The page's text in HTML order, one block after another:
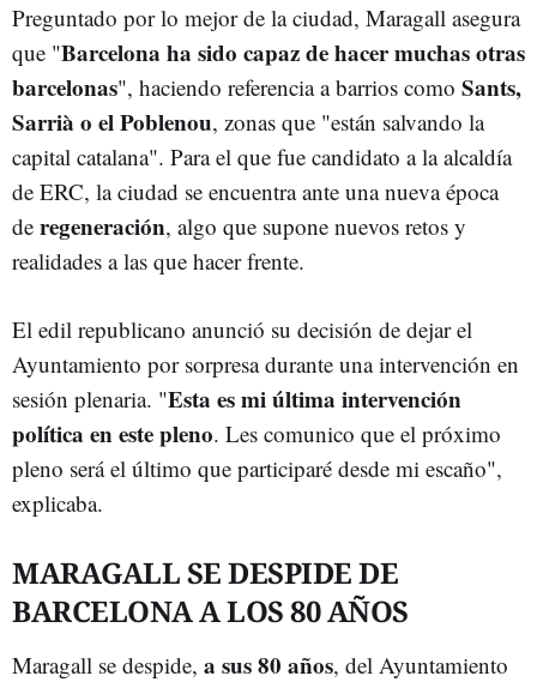
Preguntado por lo mejor de la ciudad, Maragall asegura
que "Barcelona ha sido capaz de hacer muchas otras
barcelonas", haciendo referencia a barrios como Sants,
Sarrià o el Poblenou, zonas que "están salvando la
capital catalana". Para el que fue candidato a la alcaldía
de ERC, la ciudad se encuentra ante una nueva época
de regeneración, algo que supone nuevos retos y
realidades a las que hacer frente.
El edil republicano anunció su decisión de dejar el
Ayuntamiento por sorpresa durante una intervención en
sesión plenaria. "Esta es mi última intervención
política en este pleno. Les comunico que el próximo
pleno será el último que participaré desde mi escaño",
explicaba.
MARAGALL SE DESPIDE DE
BARCELONA A LOS 80 AÑOS
Maragall se despide, a sus 80 años, del Ayuntamiento